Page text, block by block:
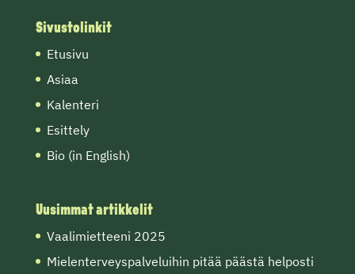
Sivustolinkit
Etusivu
Asiaa
Kalenteri
Esittely
Bio (in English)
Uusimmat artikkelit
Vaalimietteeni 2025
Mielenterveyspalveluihin pitää päästä helposti